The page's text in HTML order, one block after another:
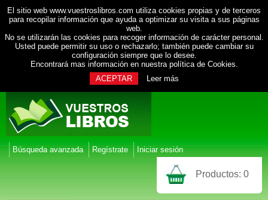
El sitio web www.vuestroslibros.com utiliza cookies propias y de terceros
para recopilar información que ayuda a optimizar su visita a sus páginas
web.
No se utilizarán las cookies para recoger información de carácter personal.
Usted puede permitir su uso o rechazarlo; también puede cambiar su
configuración siempre que lo desee.
Encontrará mas información en nuestra política de Cookies.
ACEPTAR
Leer más
Búsqueda avanzada Regístrate Iniciar sesión
Productos: 0